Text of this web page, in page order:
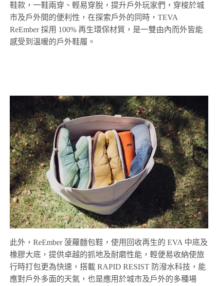
鞋款，一鞋兩穿、輕易穿脫，提升戶外玩家們，穿梭於城
市及戶外間的便利性，在探索戶外的同時，TEVA
ReEmber 採用 100% 再生環保材質，是一雙由內而外皆能
感受到溫暖的戶外鞋履。
此外，ReEmber菠蘿麵包鞋 ，使用回收再生的 EVA 中底及
橡膠大底，提供卓越的抓地及耐磨性能，輕便易收納使旅
行時打包更為快速，搭載 RAPID RESIST 防潑水科技，能
應對戶外多面的天氣，也是應用於城市及戶外的多種場